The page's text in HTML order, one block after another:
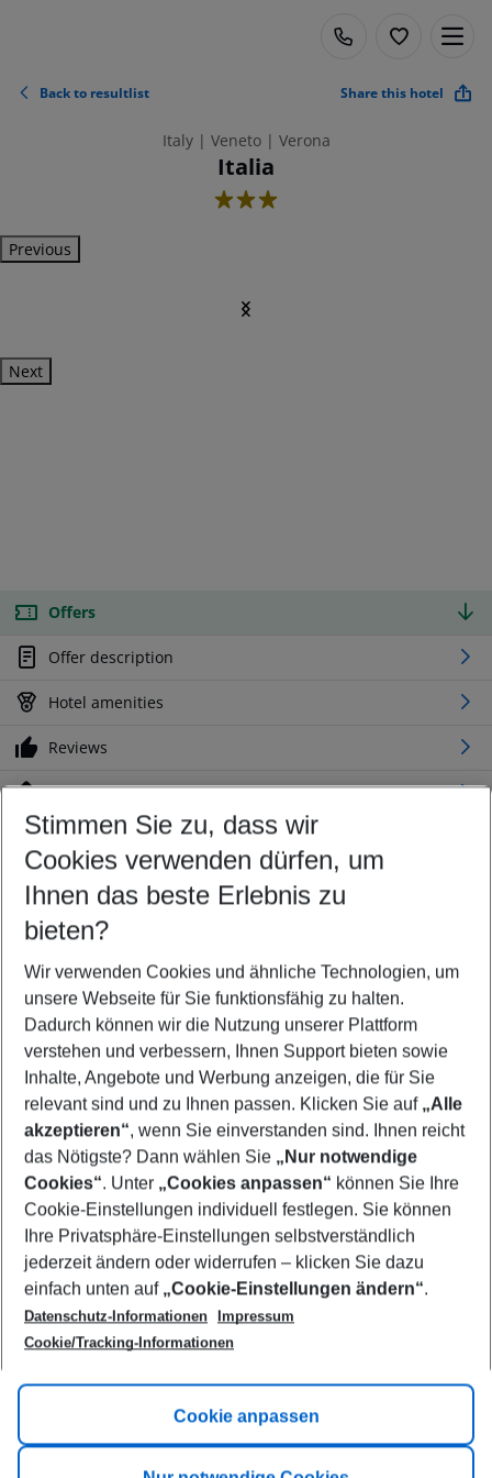
Back to resultlist Share this hotel
Italy | Veneto | Verona
Italia
3
Previous
Next
Offers
Offer description
Hotel amenities
Reviews
Location
Customize your offer
Find the perfect deal which suits your best
Your departure airport
Any airport
Select your date range
09/08/26–07/08/27 5-8 nights
Who will travel
2 adults No children
Show more filter
Footer
Footer navigation
Title A
Link A
Stimmen Sie zu, dass wir
Cookies verwenden dürfen, um
Ihnen das beste Erlebnis zu
bieten?
Wir verwenden Cookies und ähnliche Technologien, um
unsere Webseite für Sie funktionsfähig zu halten.
Dadurch können wir die Nutzung unserer Plattform
verstehen und verbessern, Ihnen Support bieten sowie
Inhalte, Angebote und Werbung anzeigen, die für Sie
relevant sind und zu Ihnen passen. Klicken Sie auf „Alle
akzeptieren“, wenn Sie einverstanden sind. Ihnen reicht
das Nötigste? Dann wählen Sie „Nur notwendige
Cookies“. Unter „Cookies anpassen“ können Sie Ihre
Cookie-Einstellungen individuell festlegen. Sie können
Ihre Privatsphäre-Einstellungen selbstverständlich
jederzeit ändern oder widerrufen – klicken Sie dazu
einfach unten auf „Cookie-Einstellungen ändern“.
Datenschutz-Informationen
Impressum
Cookie/Tracking-Informationen
Cookie anpassen